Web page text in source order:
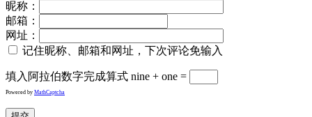
昵称：
邮箱：
网址：
记住昵称、邮箱和网址，下次评论免输入
填入阿拉伯数字完成算式 nine + one =
Powered by MathCaptcha